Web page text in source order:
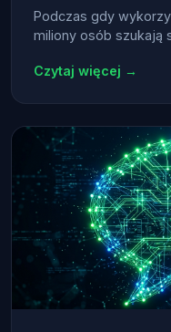
Podczas gdy
miliony osób szukają
Czytaj więcej →